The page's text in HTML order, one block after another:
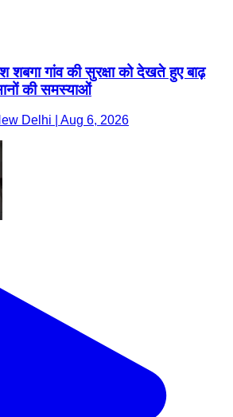
शबगा गांव की सुरक्षा को देखते हुए बाढ़
की समस्याओं
Delhi | Aug 6, 2026